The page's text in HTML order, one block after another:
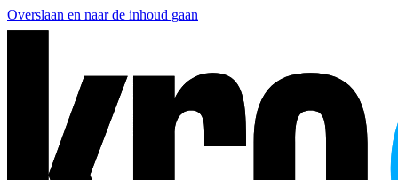
Overslaan en naar de inhoud gaan